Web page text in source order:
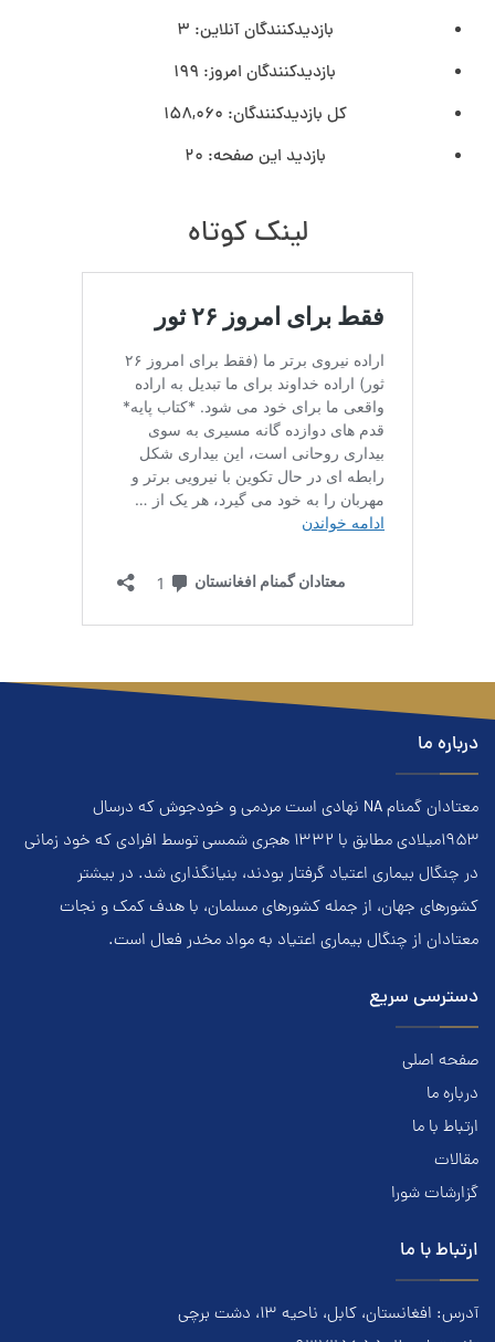
بازدیدکنندگان آنلاین: 3
بازدیدکنندگان امروز: 199
کل بازدیدکنند‌گان: 158,060
بازدید این صفحه: 20
لینک کوتاه
درباره ما
معتادان گمنام NA نهادي است مردمي و خودجوش که درسال
۱۹۵۳ميلادي مطابق با ۱۳۳۲ هجري‌ شمسي توسط افرادي که خود زماني
در چنگال بیماری اعتياد گرفتار بودند، بنيانگذاري شد. در بيشتر
کشور‌هاي جهان، از جمله کشور‌هاي مسلمان، با هدف کمک و نجات
معتادان از چنگال بیماری اعتياد به مواد مخدر فعال است.
دسترسی سریع
صفحه اصلی
درباره ما
ارتباط با ما
مقالات
گزارشات شورا
ارتباط با ما
آدرس: افغانستان، کابل، ناحیه ۱۳، دشت برچی